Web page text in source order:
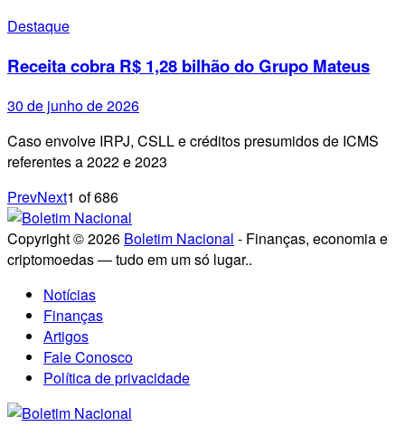
Destaque
Receita cobra R$ 1,28 bilhão do Grupo Mateus
30 de junho de 2026
Caso envolve IRPJ, CSLL e créditos presumidos de ICMS
referentes a 2022 e 2023
PrevNext1 of686
Copyright © 2026 Boletim Nacional - Finanças, economia e
criptomoedas — tudo em um só lugar..
Notícias
Finanças
Artigos
Fale Conosco
Política de privacidade